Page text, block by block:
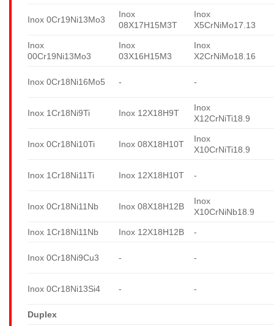
Inox 0Cr19Ni13Mo3
Inox
08X17H15M3T
Inox
X5CrNiMo17.13
Inox
00Cr19Ni13Mo3
Inox
03X16H15M3
Inox
X2CrNiMo18.16
Inox 0Cr18Ni16Mo5 - -
Inox 1Cr18Ni9Ti Inox 12X18H9T
Inox
X12CrNiTi18.9
Inox 0Cr18Ni10Ti Inox 08X18H10T
Inox
X10CrNiTi18.9
Inox 1Cr18Ni11Ti Inox 12X18H10T -
Inox 0Cr18Ni11Nb Inox 08X18H12B
Inox
X10CrNiNb18.9
Inox 1Cr18Ni11Nb Inox 12X18H12B -
Inox 0Cr18Ni9Cu3 - -
Inox 0Cr18Ni13Si4 - -
Duplex